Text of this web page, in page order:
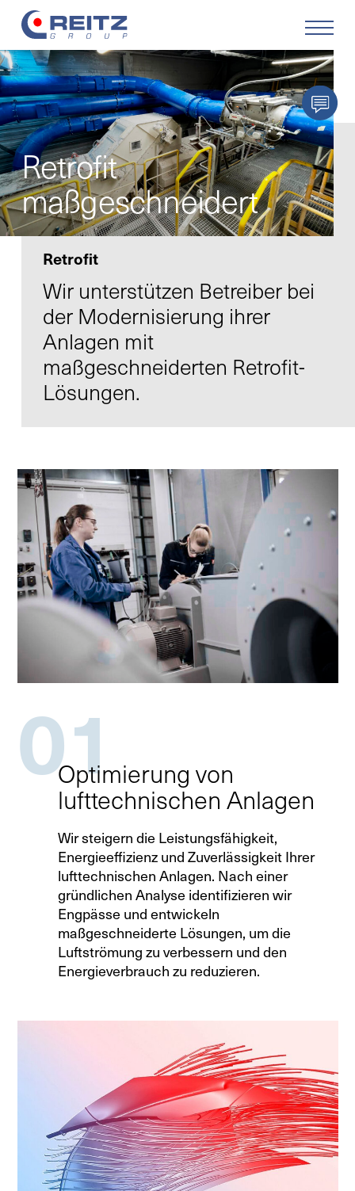
Produkte
Lösungen
Service
Retrofit
Unternehmen
Karriere
Infocenter
AGB
Datenschutz
Impressum
DE EN SV ZH
Retrofit
Retrofit
maßgeschneidert
Wir unterstützen Betreiber bei
der Modernisierung ihrer
Anlagen mit
maßgeschneiderten Retrofit-
Lösungen.
01
Optimierung von
lufttechnischen Anlagen
Wir steigern die Leistungsfähigkeit,
Energieeffizienz und Zuverlässigkeit Ihrer
lufttechnischen Anlagen. Nach einer
gründlichen Analyse identifizieren wir
Engpässe und entwickeln
maßgeschneiderte Lösungen, um die
Luftströmung zu verbessern und den
Energieverbrauch zu reduzieren.